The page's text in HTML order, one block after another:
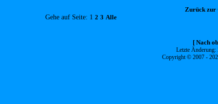
Zurück zur
Gehe auf Seite: 1 2 3 Alle
[ Nach
Letzte
Copyright © 2007 -